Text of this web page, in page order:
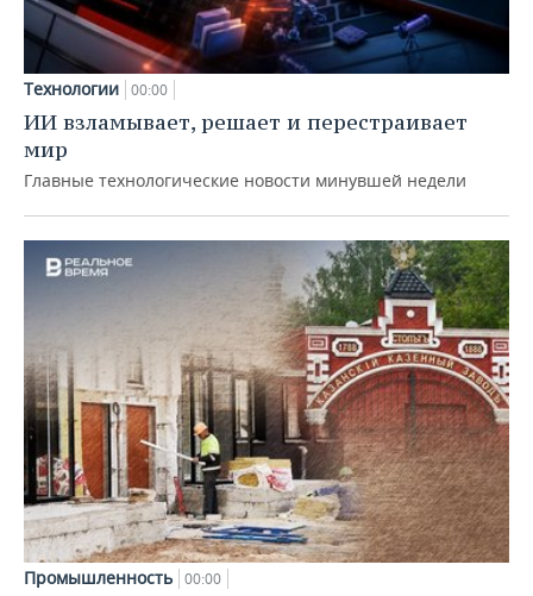
Технологии 00:00
ИИ взламывает, решает и перестраивает
мир
Главные технологические новости минувшей недели
Промышленность 00:00